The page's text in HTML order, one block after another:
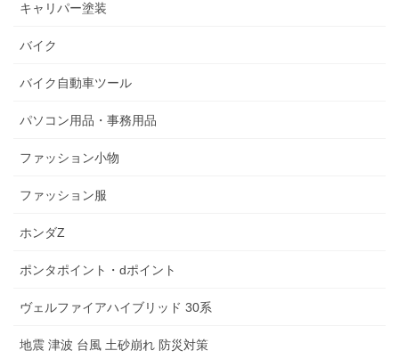
キャリパー塗装
バイク
バイク自動車ツール
パソコン用品・事務用品
ファッション小物
ファッション服
ホンダZ
ポンタポイント・dポイント
ヴェルファイアハイブリッド 30系
地震 津波 台風 土砂崩れ 防災対策